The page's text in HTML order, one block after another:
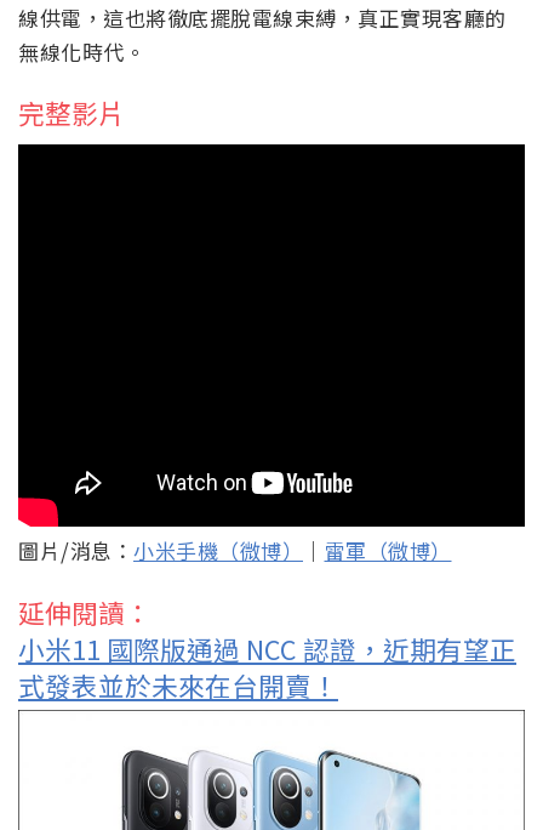
線供電，這也將徹底擺脫電線束縛，真正實現客廳的
無線化時代。
完整影片
圖片/消息： 小米手機（微博） ｜ 雷軍（微博）
延伸閱讀：
小米11 國際版通過 NCC 認證，近期有望正
式發表並於未來在台開賣！